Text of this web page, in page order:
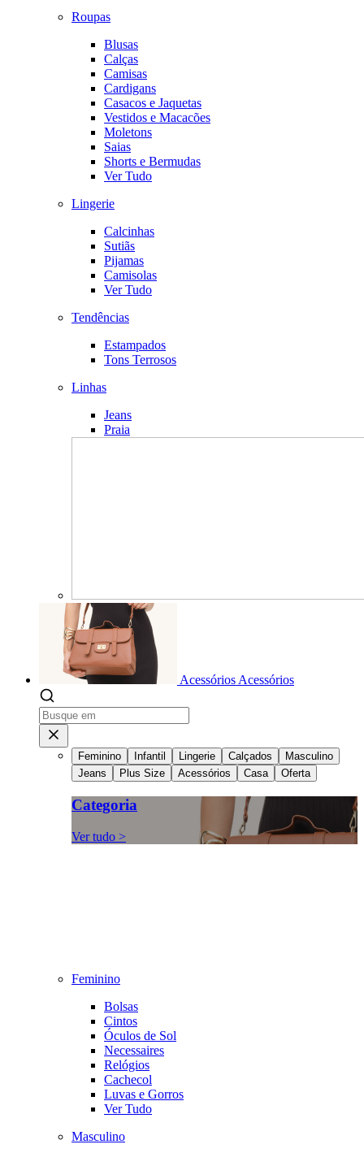
Roupas
Blusas
Calças
Camisas
Cardigans
Casacos e Jaquetas
Vestidos e Macacões
Moletons
Saias
Shorts e Bermudas
Ver Tudo
Lingerie
Calcinhas
Sutiãs
Pijamas
Camisolas
Ver Tudo
Tendências
Estampados
Tons Terrosos
Linhas
Jeans
Praia
Acessórios Acessórios
Feminino Infantil Lingerie Calçados
Masculino
Jeans
Plus Size Acessórios Casa Oferta
Categoria
Ver tudo >
Feminino
Bolsas
Cintos
Óculos de Sol
Necessaires
Relógios
Cachecol
Luvas e Gorros
Ver Tudo
Masculino